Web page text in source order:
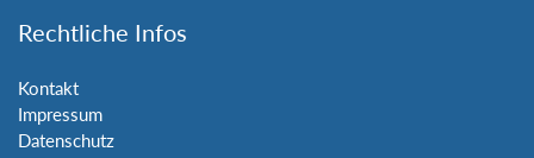
Rechtliche Infos
Kontakt
Impressum
Datenschutz